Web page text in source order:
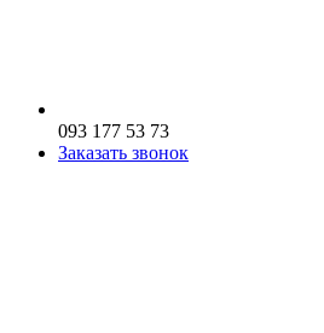
093 177 53 73
Заказать звонок